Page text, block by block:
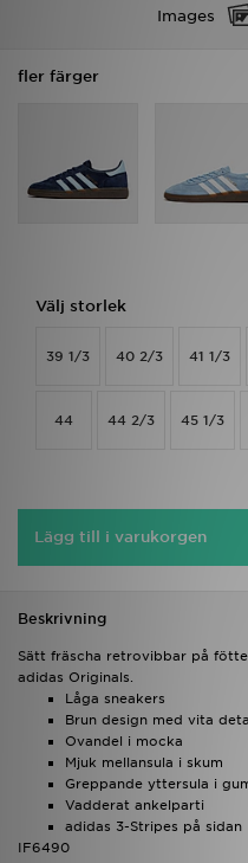
Images
fler färger
Välj storlek
39 1/3 40 2/3 41 1/3
44 44 2/3 45 1/3
Lägg till i varukorgen
Beskrivning
Sätt fräscha retrovibbar på
adidas Originals.
Låga sneakers
Brun design med vita
Ovandel i mocka
Mjuk mellansula i skum
Greppande yttersula i
Vadderat ankelparti
adidas 3-Stripes på sidan
IF6490